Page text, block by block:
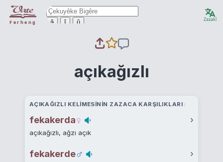
Ferheng ê î û Zazakî
açıkağızlı
AÇIKAĞIZLI KELIMESININ ZAZACA KARŞILIKLARI
fekakerda ›
açıkağızlı, ağzı açık
fekakerde ›